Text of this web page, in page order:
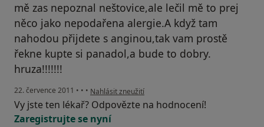
mě zas nepoznal neštovice,ale lečil mě to prej
něco jako nepodařena alergie.A když tam
nahodou přijdete s anginou,tak vam prostě
řekne kupte si panadol,a bude to dobry.
hruza!!!!!!!
22. července 2011 • • • podle názoru uživatele Pacient
Nahlásit zneužití
Vy jste ten lékař? Odpovězte na hodnocení!
Zaregistrujte se nyní